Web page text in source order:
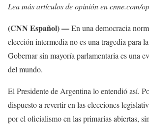
Lea más artículos de opinión en cnne.com/
(CNN Español) —En una democracia
elección intermedia no es una tragedia para
Gobernar sin mayoría parlamentaria es una
del mundo.
El Presidente de Argentina lo entendió así.
dispuesto a revertir en las elecciones
por el oficialismo en las primarias abiertas,